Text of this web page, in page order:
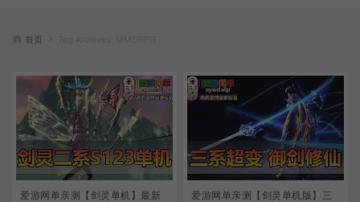
首页
爱游网单亲测【剑灵单机】最新
爱游网单亲测【剑灵单机版】三